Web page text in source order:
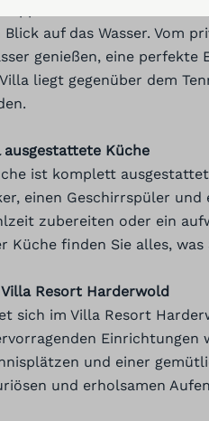
auf dem kleinen
auf das Wasser. Vom
genießen, eine perfekte
liegt gegenüber dem
Küche
ist komplett
einen Geschirrspüler und
zubereiten oder ein
Küche finden Sie alles, was
Resort Harderwold
sich im Villa Resort
Einrichtungen
und einer
und erholsamen